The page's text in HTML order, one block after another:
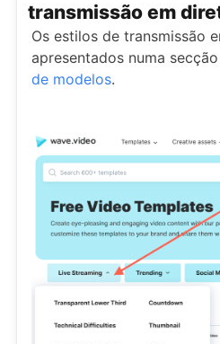
transmissão em
Os estilos de transmissão
apresentados numa
de modelos.